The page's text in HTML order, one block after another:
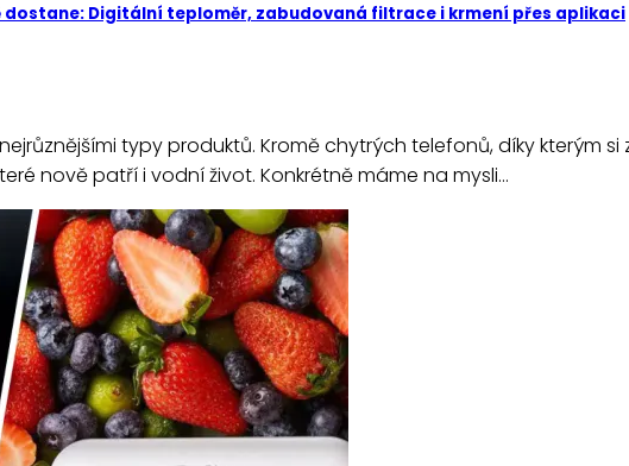
Digitální teploměr, zabudovaná filtrace i krmení přes aplikaci
typy produktů. Kromě chytrých telefonů, díky kterým
nově patří i vodní život. Konkrétně máme na mysli…